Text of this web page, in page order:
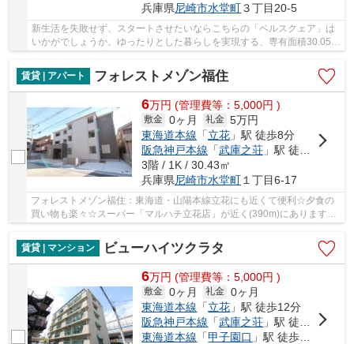
兵庫県尼崎市水堂町３丁目20-5
新生活を失敗せず、スタートさせたいならこちらの「ベルスクェア」は
いかがでしょうか。ゆったりとした暮らしを実現する、専有面積30.05平
賃貸 | アパート
フォレストメゾン福住
6万円 (管理費等：5,000円 )
敷金 0ヶ月 礼金 5万円
東海道本線 「立花」駅 徒歩8分
阪急神戸本線 「武庫之荘」駅 徒歩18分
3階 / 1K / 30.43㎡
兵庫県尼崎市水堂町１丁目6-17
フォレストメゾン福住：東海道・山陽本線立花にも近くて便利☆夕食の
買い物も楽々☆スーパー「マルハチ立花店」が近く(390m)にあります☆
住む人のことを考えた落ち着いた造りのアパート物...
賃貸 | マンション
ビューハイツクラタ
6万円 (管理費等：5,000円 )
敷金 0ヶ月 礼金 0ヶ月
東海道本線 「立花 」駅 徒歩12分
阪急神戸本線 「武庫之荘 」駅 徒歩16分
東海道本線 「甲子園口 」駅 徒歩29分